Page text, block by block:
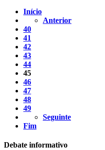
Início
Anterior
40
41
42
43
44
45
46
47
48
49
Seguinte
Fim
Debate informativo